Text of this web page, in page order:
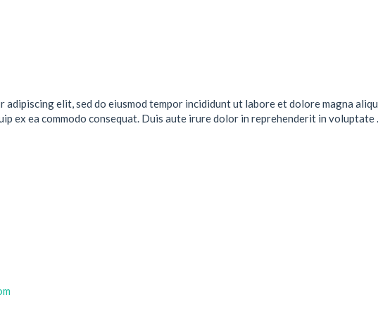
elit, sed do eiusmod tempor incididunt ut labore et dolore magna
ex ea commodo consequat. Duis aute irure dolor in reprehenderit in voluptate